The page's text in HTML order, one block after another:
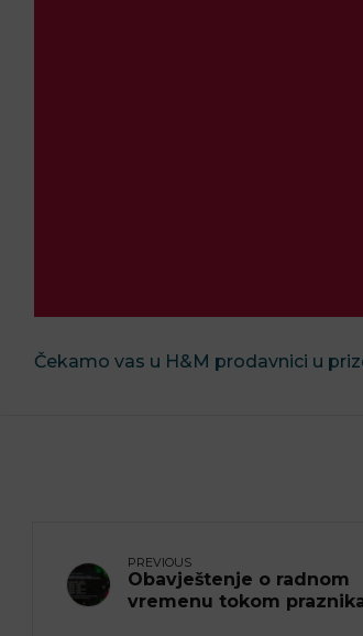
Čekamo vas u H&M prodavnici u
PREVIOUS
Obavještenje o radnom
vremenu tokom